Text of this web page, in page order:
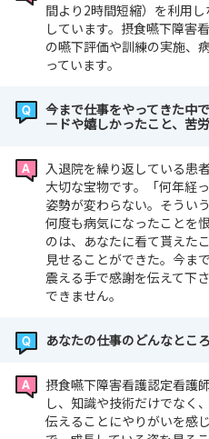
間より2時間短縮）を利用
しています。摂食嚥下障害
の嚥下評価や訓練の実施、
っています。
今まで仕事をやってきた中
ードや嬉しかったこと、苦
入退院を繰り返している患
大切な宝物です。「何年経
姿勢が変わらない。そうい
何度も病気になったことを
のは、あなたに看て貰えた
見せることができた。今ま
震える手で感謝を伝えて下
できません。
あなたの仕事のどんなとこ
摂食嚥下障害看護認定看護
し、知識や技術だけでなく
伝えることにやりがいを感